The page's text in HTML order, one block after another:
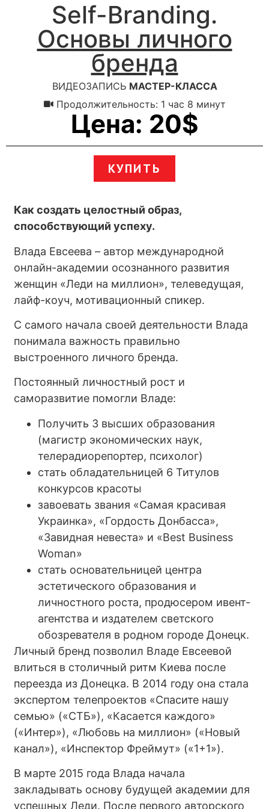
Self-Branding.
Основы личного
бренда
ВИДЕОЗАПИСЬ МАСТЕР-КЛАССА
Продолжительность: 1 час 8 минут
Цена: 20$
КУПИТЬ
Как создать целостный образ,
способствующий успеху.
Влада Евсеева – автор международной
онлайн-академии осознанного развития
женщин «Леди на миллион», телеведущая,
лайф-коуч, мотивационный спикер.
С самого начала своей деятельности Влада
понимала важность правильно
выстроенного личного бренда.
Постоянный личностный рост и
саморазвитие помогли Владе:
Получить 3 высших образования
(магистр экономических наук,
телерадиорепортер, психолог)
стать обладательницей 6 Титулов
конкурсов красоты
завоевать звания «Самая красивая
Украинка», «Гордость Донбасса»,
«Завидная невеста» и «Best Business
Woman»
стать основательницей центра
эстетического образования и
личностного роста, продюсером ивент-
агентства и издателем светского
обозревателя в родном городе Донецк.
Личный бренд позволил Владе Евсеевой
влиться в столичный ритм Киева после
переезда из Донецка. В 2014 году она стала
экспертом телепроектов «Спасите нашу
семью» («СТБ»), «Касается каждого»
(«Интер»), «Любовь на миллион» («Новый
канал»), «Инспектор Фреймут» («1+1»).
В марте 2015 года Влада начала
закладывать основу будущей академии для
успешных Леди. После первого авторского